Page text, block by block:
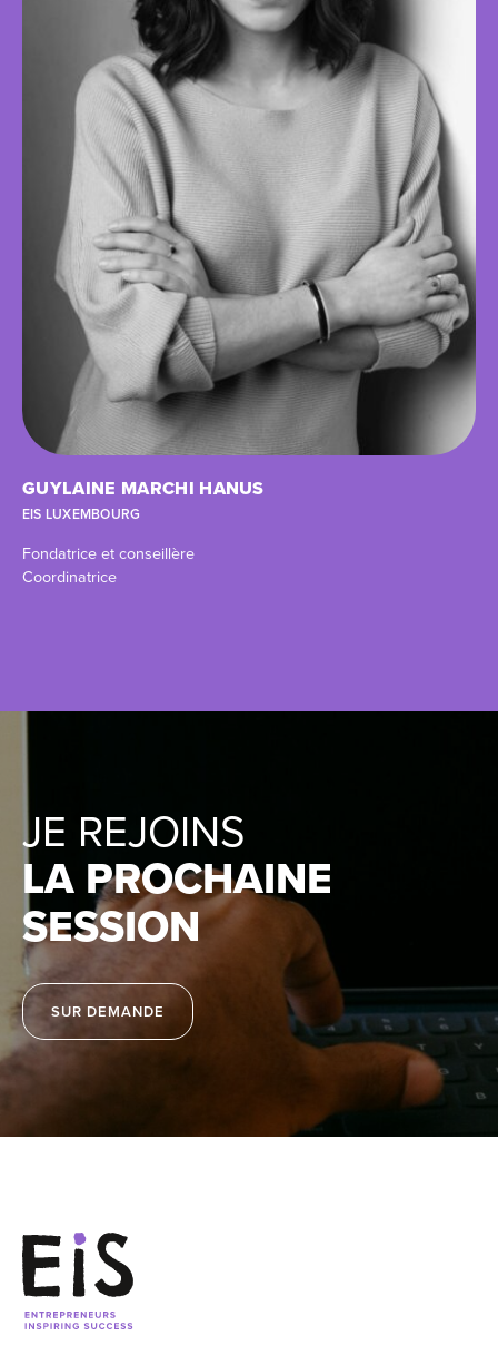
GUYLAINE MARCHI HANUS
EIS LUXEMBOURG
Fondatrice et conseillère
Coordinatrice
JE REJOINS
LA PROCHAINE
SESSION
SUR DEMANDE